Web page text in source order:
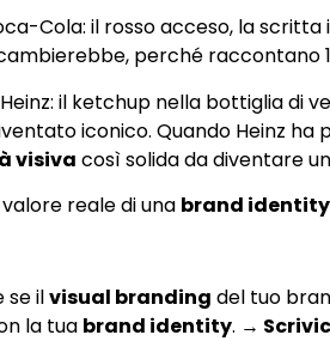
Cola: il rosso acceso, la
perché raccontano
il ketchup nella bottiglia di
iconico. Quando Heinz
visiva così solida da diventare
reale di una brand identity
se ilvisual branding del tuo
la tua brand identity. →